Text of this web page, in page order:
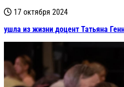
17 октября 2024
ушла из жизни доцент Татьяна